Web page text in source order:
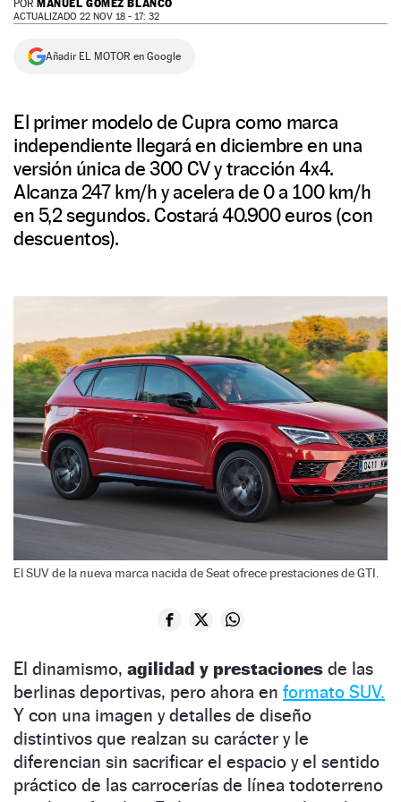
NEWSLETTER
POR MANUEL GÓMEZ BLANCO
ACTUALIZADO 22 NOV 18 - 17: 32
Añadir EL MOTOR en Google
El primer modelo de Cupra como marca
independiente llegará en diciembre en una
versión única de 300 CV y tracción 4x4.
Alcanza 247 km/h y acelera de 0 a 100 km/h
en 5,2 segundos. Costará 40.900 euros (con
descuentos).
El SUV de la nueva marca nacida de Seat ofrece prestaciones de GTI.
El dinamismo, agilidad y prestaciones de las
berlinas deportivas, pero ahora en formato SUV.
Y con una imagen y detalles de diseño
distintivos que realzan su carácter y le
diferencian sin sacrificar el espacio y el sentido
práctico de las carrocerías de línea todoterreno